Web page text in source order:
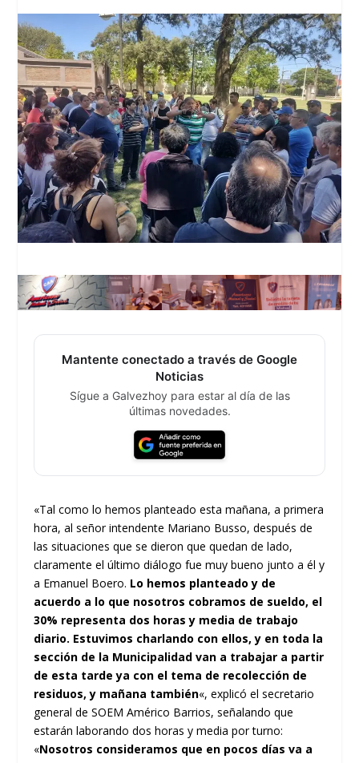
Mantente conectado a través de Google
Noticias
Sígue a Galvezhoy para estar al día de las
últimas novedades.
«Tal como lo hemos planteado esta mañana, a primera
hora, al señor intendente Mariano Busso, después de
las situaciones que se dieron que quedan de lado,
claramente el último diálogo fue muy bueno junto a él y
a Emanuel Boero. Lo hemos planteado y de
acuerdo a lo que nosotros cobramos de sueldo, el
30% representa dos horas y media de trabajo
diario. Estuvimos charlando con ellos, y en toda la
sección de la Municipalidad van a trabajar a partir
de esta tarde ya con el tema de recolección de
residuos, y mañana también«, explicó el secretario
general de SOEM Américo Barrios, señalando que
estarán laborando dos horas y media por turno:
«Nosotros consideramos que en pocos días va a